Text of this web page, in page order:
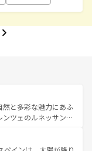
と多彩な魅力にあふ
ツェのルネッサンス
アマルフィ海岸の絶
の合間には、本場の